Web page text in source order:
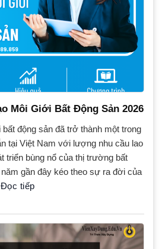
Môi Giới Bất Động Sản 2026
động sản đã trở thành một trong
tại Việt Nam với lượng nhu cầu lao
triển bùng nổ của thị trường bất
gần đây kéo theo sự ra đời của
Đọc tiếp